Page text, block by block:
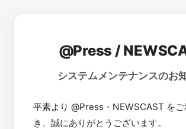
@Press /
システムメンテナンスのお
平素より @Press・NEWSCAST を
き、誠にありがとうございます。